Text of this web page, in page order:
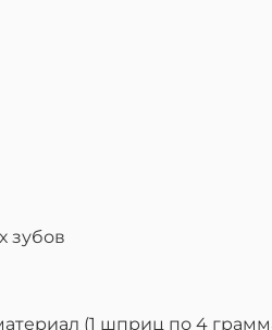
зубов
(1 шприц по 4